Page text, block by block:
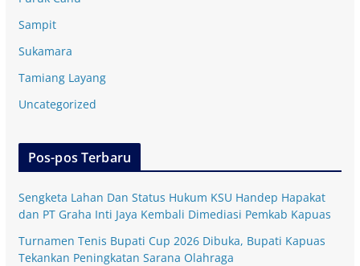
Sampit
Sukamara
Tamiang Layang
Uncategorized
Pos-pos Terbaru
Sengketa Lahan Dan Status Hukum KSU Handep Hapakat
dan PT Graha Inti Jaya Kembali Dimediasi Pemkab Kapuas
Turnamen Tenis Bupati Cup 2026 Dibuka, Bupati Kapuas
Tekankan Peningkatan Sarana Olahraga